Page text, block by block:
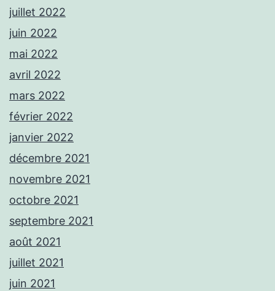
juillet 2022
juin 2022
mai 2022
avril 2022
mars 2022
février 2022
janvier 2022
décembre 2021
novembre 2021
octobre 2021
septembre 2021
août 2021
juillet 2021
juin 2021